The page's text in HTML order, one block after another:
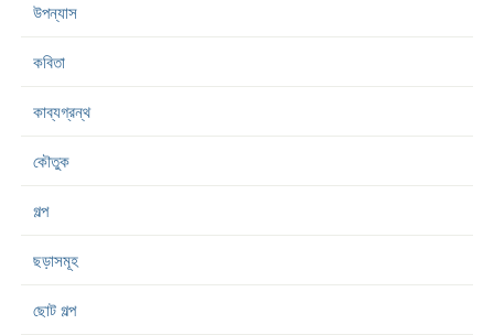
উপন্যাস
কবিতা
কাব্যগ্রন্থ
কৌতুক
গল্প
ছড়াসমূহ
ছোট গল্প